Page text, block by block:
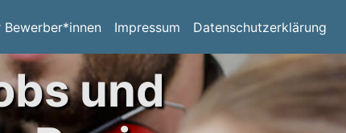
Bewerber*innen Impressum Datenschutzerklärung
und